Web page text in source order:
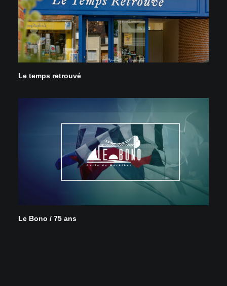
Le temps retrouvé
Le Bono / 75 ans